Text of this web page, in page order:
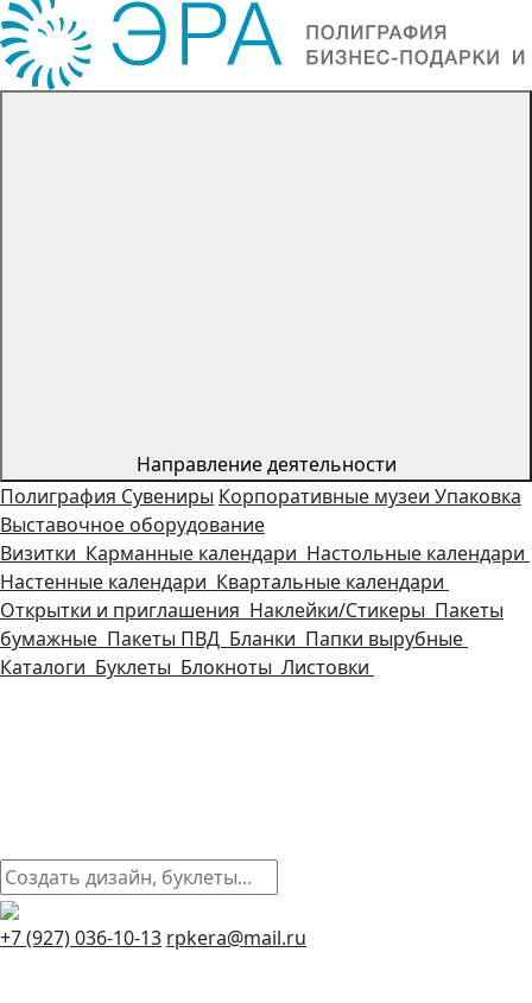
Направление деятельности
Полиграфия Сувениры Корпоративные музеи Упаковка
Выставочное оборудование
Визитки Карманные календари Настольные календари
Настенные календари Квартальные календари
Открытки и приглашения Наклейки/Стикеры Пакеты
бумажные Пакеты ПВД Бланки Папки вырубные
Каталоги Буклеты Блокноты Листовки
+7 (927) 036-10-13 rpkera@mail.ru